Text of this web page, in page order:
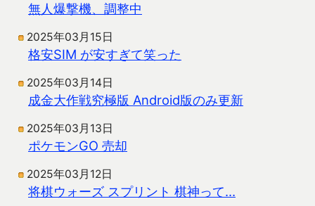
無人爆撃機、調整中
2025年03月15日
格安SIM が安すぎて笑った
2025年03月14日
成金大作戦究極版 Android版のみ更新
2025年03月13日
ポケモンGO 売却
2025年03月12日
将棋ウォーズ スプリント 棋神って…